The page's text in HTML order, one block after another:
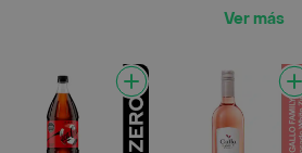
Ver más